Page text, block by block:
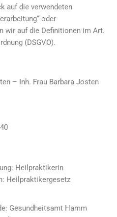
auf die verwendeten
oder
wir auf die Definitionen im Art.
(DSGVO).
– Inh. Frau Barbara Josten
Heilpraktikerin
Heilpraktikergesetz
Gesundheitsamt Hamm